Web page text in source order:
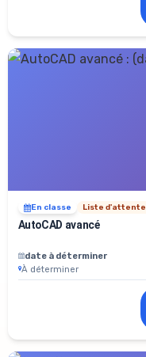
En classe Liste d'attente
AutoCAD avancé
date à déterminer
À déterminer